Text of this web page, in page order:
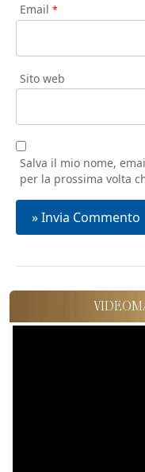
Email *
Sito web
Salva il mio nome,
per la prossima volta